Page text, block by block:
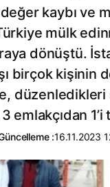
kaybı ve
mülk
dönüştü.
birçok kişinin
emlakçıdan
:16.11.2023